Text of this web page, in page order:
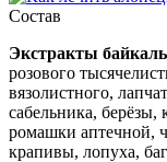
Состав
Экстракты
розового
вязолистного,
сабельника, берёзы,
ромашки аптечной,
крапивы, лопуха,